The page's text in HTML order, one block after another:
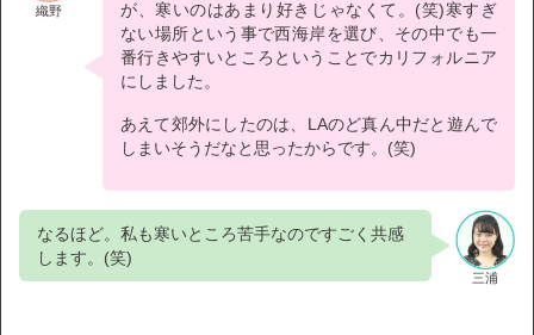
織野
が、寒いのはあまり好きじゃなくて。(笑)寒すぎ
ない場所という事で西海岸を選び、その中でも一
番行きやすいところということでカリフォルニア
にしました。
あえて郊外にしたのは、LAのど真ん中だと遊んで
しまいそうだなと思ったからです。(笑)
三浦
なるほど。私も寒いところ苦手なのですごく共感
します。(笑)